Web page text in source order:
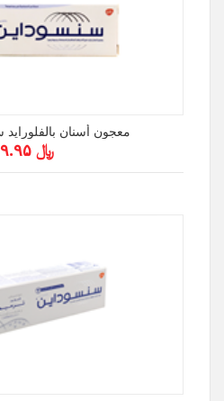
معجون أسنان بالفلورايد
﷼ ۲۹.۹۵